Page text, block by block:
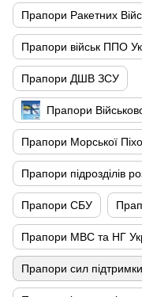
Прапори Ракетних
Прапори військ ППО
Прапори ДШВ ЗСУ
Прапори
Прапори Морської
Прапори підрозділів
Прапори СБУ
Прапори МВС та НГ
Прапори сил